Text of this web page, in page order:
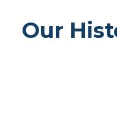
Our